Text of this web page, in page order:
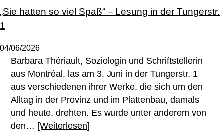
„Sie hatten so viel Spaß“ – Lesung in der Tungerstr.
1
04/06/2026
Barbara Thériault, Soziologin und Schriftstellerin
aus Montréal, las am 3. Juni in der Tungerstr. 1
aus verschiedenen ihrer Werke, die sich um den
Alltag in der Provinz und im Plattenbau, damals
und heute, drehten. Es wurde unter anderem von
den… [Weiterlesen]